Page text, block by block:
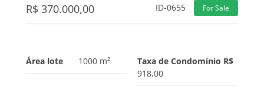
R$ 370.000,00 ID-0655 For Sale
Área lote 1000 m²
Taxa de Condomínio R$
918,00